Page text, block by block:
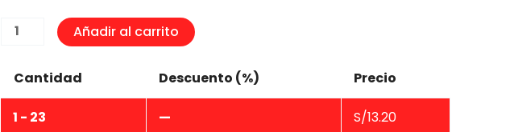
COLADOR
DE
ALTA
Añadir al carrito
Cantidad Descuento (%) Precio
1 - 23 — S/13.20